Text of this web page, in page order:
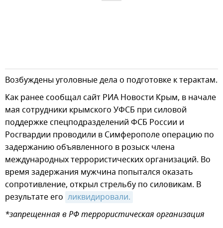
Возбуждены уголовные дела о подготовке к терактам.
Как ранее сообщал сайт РИА Новости Крым, в начале
мая сотрудники крымского УФСБ при силовой
поддержке спецподразделений ФСБ России и
Росгвардии проводили в Симферополе операцию по
задержанию объявленного в розыск члена
международных террористических организаций. Во
время задержания мужчина попытался оказать
сопротивление, открыл стрельбу по силовикам. В
результате его ликвидировали.
*запрещенная в РФ террористическая организация